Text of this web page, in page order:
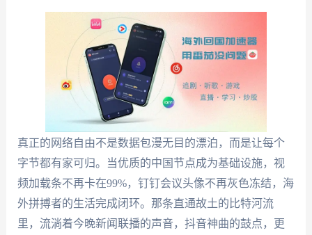
真正的网络自由不是数据包漫无目的漂泊，而是让每个
字节都有家可归。当优质的中国节点成为基础设施，视
频加载条不再卡在99%，钉钉会议头像不再灰色冻结，海
外拼搏者的生活完成闭环。那条直通故土的比特河流
里，流淌着今晚新闻联播的声音，抖音神曲的鼓点，更